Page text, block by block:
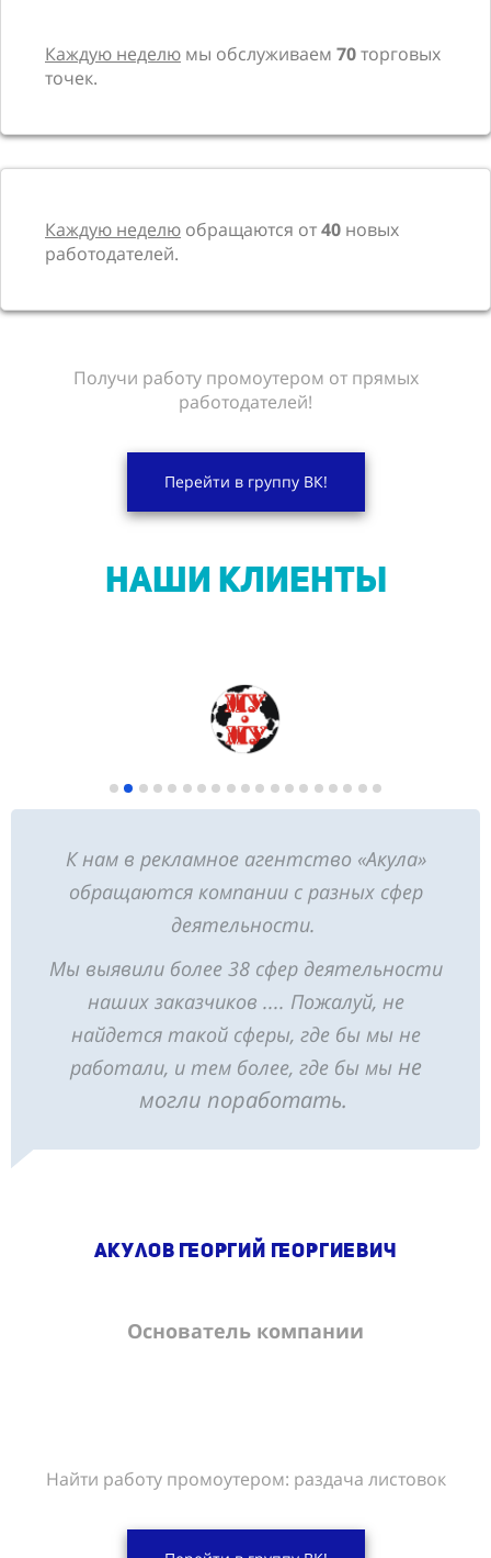
Каждую неделю мы обслуживаем 70торговых
точек.
Каждую неделю обращаются от40 новых
работодателей.
Получи работу промоутером от прямых
работодателей!
Перейти в группу ВК!
НАШИ КЛИЕНТЫ
К нам в рекламное агентство «Акула»
обращаются компании с разных сфер
деятельности.
Мы выявили более 38 сфер деятельности
наших заказчиков .... Пожалуй, не
найдется такой сферы, где бы мы не
работали, и тем более, где бы мы не
могли поработать.
Акулов Георгий Георгиевич
Основатель компании
Найти работу промоутером: раздача листовок